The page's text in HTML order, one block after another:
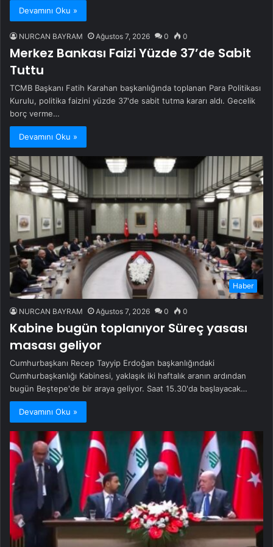
Devamını Oku »
NURCAN BAYRAM Ağustos 7, 2026 0 0
Merkez Bankası Faizi Yüzde 37’de Sabit
Tuttu
TCMB Başkanı Fatih Karahan başkanlığında toplanan Para Politikası
Kurulu, politika faizini yüzde 37'de sabit tutma kararı aldı. Gecelik
borç verme…
Devamını Oku »
Haber
NURCAN BAYRAM Ağustos 7, 2026 0 0
Kabine bugün toplanıyor Süreç yasası
masası geliyor
Cumhurbaşkanı Recep Tayyip Erdoğan başkanlığındaki
Cumhurbaşkanlığı Kabinesi, yaklaşık iki haftalık aranın ardından
bugün Beştepe'de bir araya geliyor. Saat 15.30'da başlayacak…
Devamını Oku »